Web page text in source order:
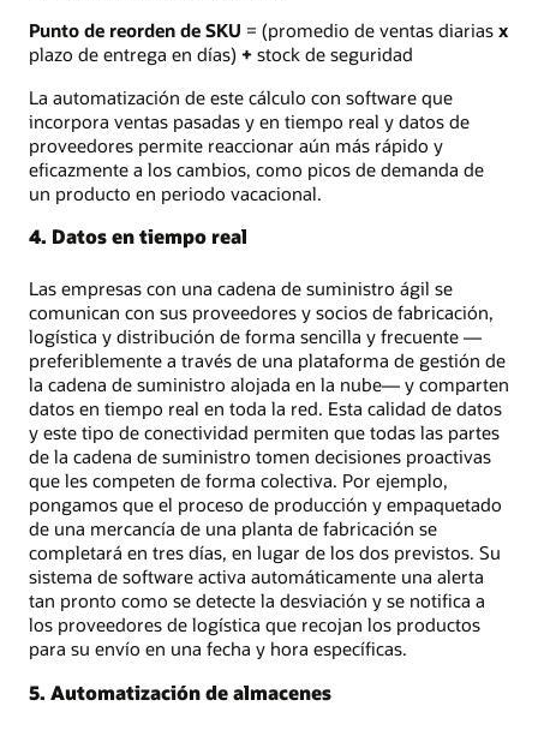
Punto de reorden de SKU = (promedio de ventas diarias x
plazo de entrega en días) + stock de seguridad
La automatización de este cálculo con software que
incorpora ventas pasadas y en tiempo real y datos de
proveedores permite reaccionar aún más rápido y
eficazmente a los cambios, como picos de demanda de
un producto en periodo vacacional.
4. Datos en tiempo real
Las empresas con una cadena de suministro ágil se
comunican con sus proveedores y socios de fabricación,
logística y distribución de forma sencilla y frecuente —
preferiblemente a través de una plataforma de gestión de
la cadena de suministro alojada en la nube— y comparten
datos en tiempo real en toda la red. Esta calidad de datos
y este tipo de conectividad permiten que todas las partes
de la cadena de suministro tomen decisiones proactivas
que les competen de forma colectiva. Por ejemplo,
pongamos que el proceso de producción y empaquetado
de una mercancía de una planta de fabricación se
completará en tres días, en lugar de los dos previstos. Su
sistema de software activa automáticamente una alerta
tan pronto como se detecte la desviación y se notifica a
los proveedores de logística que recojan los productos
para su envío en una fecha y hora específicas.
5. Automatización de almacenes